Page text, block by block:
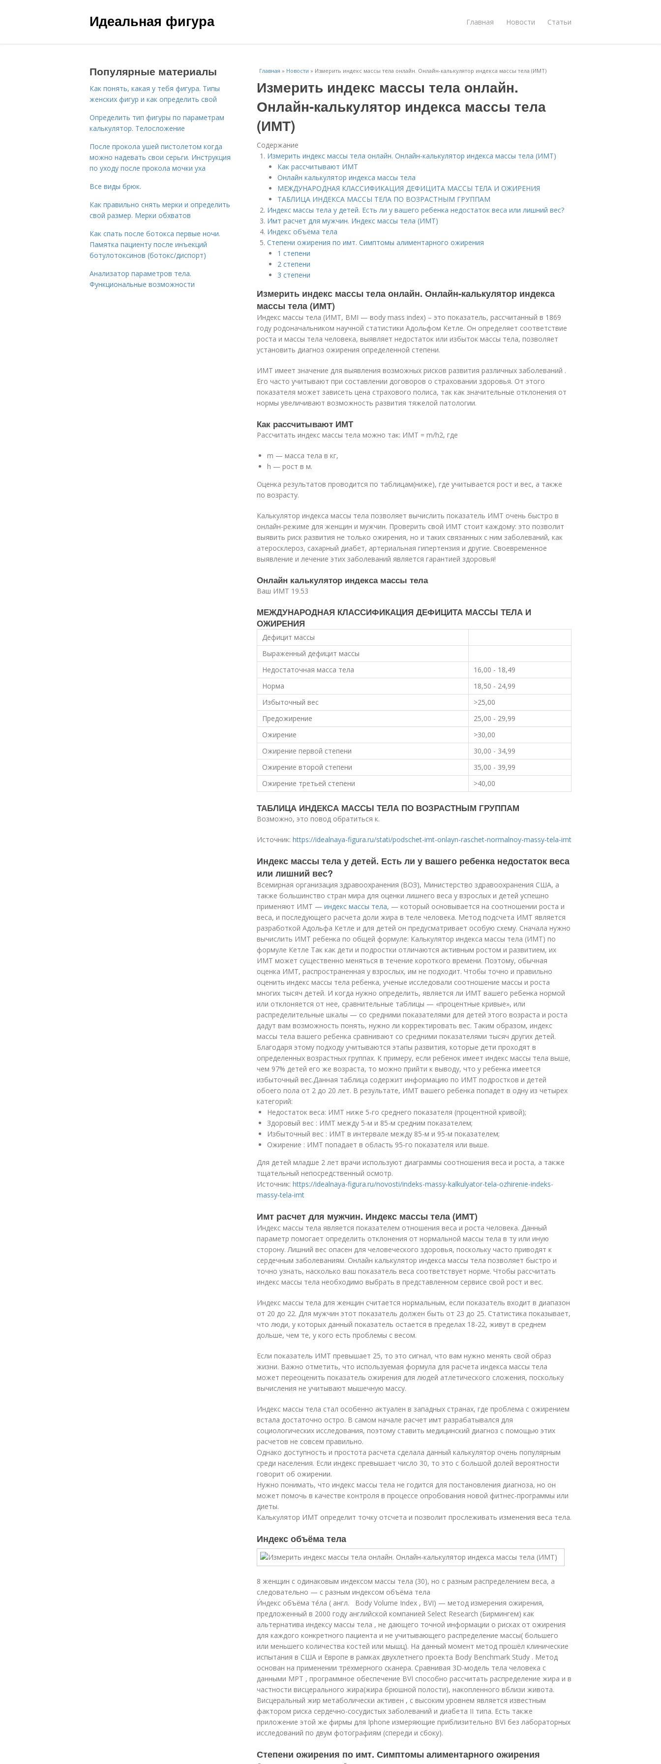
Идеальная фигура Главная Новости Статьи
Главная » Новости » Измерить индекс массы тела онлайн. Онлайн-калькулятор индекса массы тела (ИМТ)
Измерить индекс массы тела онлайн.
Онлайн-калькулятор индекса массы тела
(ИМТ)
Содержание
Измерить индекс массы тела онлайн. Онлайн-калькулятор индекса массы тела (ИМТ)
Как рассчитывают ИМТ
Онлайн калькулятор индекса массы тела
МЕЖДУНАРОДНАЯ КЛАССИФИКАЦИЯ ДЕФИЦИТА МАССЫ ТЕЛА И ОЖИРЕНИЯ
ТАБЛИЦА ИНДЕКСА МАССЫ ТЕЛА ПО ВОЗРАСТНЫМ ГРУППАМ
Индекс массы тела у детей. Есть ли у вашего ребенка недостаток веса или лишний вес?
Имт расчет для мужчин. Индекс массы тела (ИМТ)
Индекс объёма тела
Степени ожирения по имт. Симптомы алиментарного ожирения
1 степени
2 степени
3 степени
Измерить индекс массы тела онлайн. Онлайн-калькулятор индекса
массы тела (ИМТ)
Индекс массы тела (ИМТ, BMI — вody mass index) – это показатель, рассчитанный в 1869
году родоначальником научной статистики Адольфом Кетле. Он определяет соответствие
роста и массы тела человека, выявляет недостаток или избыток массы тела, позволяет
установить диагноз ожирения определенной степени.
ИМТ имеет значение для выявления возможных рисков развития различных заболеваний .
Его часто учитывают при составлении договоров о страховании здоровья. От этого
показателя может зависеть цена страхового полиса, так как значительные отклонения от
нормы увеличивают возможность развития тяжелой патологии.
Как рассчитывают ИМТ
Рассчитать индекс массы тела можно так: ИМТ = m/h2, где
m — масса тела в кг,
h — рост в м.
Оценка результатов проводится по таблицам(ниже), где учитывается рост и вес, а также
по возрасту.
Калькулятор индекса массы тела позволяет вычислить показатель ИМТ очень быстро в
онлайн-режиме для женщин и мужчин. Проверить свой ИМТ стоит каждому: это позволит
выявить риск развития не только ожирения, но и таких связанных с ним заболеваний, как
атеросклероз, сахарный диабет, артериальная гипертензия и другие. Своевременное
выявление и лечение этих заболеваний является гарантией здоровья!
Онлайн калькулятор индекса массы тела
Ваш ИМТ 19.53
МЕЖДУНАРОДНАЯ КЛАССИФИКАЦИЯ ДЕФИЦИТА МАССЫ ТЕЛА И
ОЖИРЕНИЯ
Дефицит массы
Выраженный дефицит массы
Недостаточная масса тела
16,00 - 18,49
Норма
18,50 - 24,99
Избыточный вес
>25,00
Предожирение
25,00 - 29,99
Ожирение
>30,00
Ожирение первой степени
30,00 - 34,99
Ожирение второй степени
35,00 - 39,99
Ожирение третьей степени
>40,00
ТАБЛИЦА ИНДЕКСА МАССЫ ТЕЛА ПО ВОЗРАСТНЫМ ГРУППАМ
Возможно, это повод обратиться к.
Источник: https://idealnaya-figura.ru/stati/podschet-imt-onlayn-raschet-normalnoy-massy-tela-imt
Индекс массы тела у детей. Есть ли у вашего ребенка недостаток веса
или лишний вес?
Всемирная организация здравоохранения (ВОЗ), Министерство здравоохранения США, а
также большинство стран мира для оценки лишнего веса у взрослых и детей успешно
применяют ИМТ — индекс массы тела, — который основывается на соотношении роста и
веса, и последующего расчета доли жира в теле человека. Метод подсчета ИМТ является
разработкой Адольфа Кетле и для детей он предусматривает особую схему. Сначала нужно
вычислить ИМТ ребенка по общей формуле: Калькулятор индекса массы тела (ИМТ) по
формуле Кетле Так как дети и подростки отличаются активным ростом и развитием, их
ИМТ может существенно меняться в течение короткого времени. Поэтому, обычная
оценка ИМТ, распространенная у взрослых, им не подходит. Чтобы точно и правильно
оценить индекс массы тела ребенка, ученые исследовали соотношение массы и роста
многих тысяч детей. И когда нужно определить, является ли ИМТ вашего ребенка нормой
или отклоняется от нее, сравнительные таблицы — «процентные кривые», или
распределительные шкалы — со средними показателями для детей этого возраста и роста
дадут вам возможность понять, нужно ли корректировать вес. Таким образом, индекс
массы тела вашего ребенка сравнивают со средними показателями тысяч других детей.
Благодаря этому подходу учитываются этапы развития, которые дети проходят в
определенных возрастных группах. К примеру, если ребенок имеет индекс массы тела выше,
чем 97% детей его же возраста, то можно прийти к выводу, что у ребенка имеется
избыточный вес.Данная таблица содержит информацию по ИМТ подростков и детей
обоего пола от 2 до 20 лет. В результате, ИМТ вашего ребенка попадет в одну из четырех
категорий:
Недостаток веса: ИМТ ниже 5-го среднего показателя (процентной кривой);
Здоровый вес : ИМТ между 5-м и 85-м средним показателем;
Избыточный вес : ИМТ в интервале между 85-м и 95-м показателем;
Ожирение : ИМТ попадает в область 95-го показателя или выше.
Для детей младше 2 лет врачи используют диаграммы соотношения веса и роста, а также
тщательный непосредственный осмотр.
Источник: https://idealnaya-figura.ru/novosti/indeks-massy-kalkulyator-tela-ozhirenie-indeks-
massy-tela-imt
Имт расчет для мужчин. Индекс массы тела (ИМТ)
Индекс массы тела является показателем отношения веса и роста человека. Данный
параметр помогает определить отклонения от нормальной массы тела в ту или иную
сторону. Лишний вес опасен для человеческого здоровья, поскольку часто приводят к
сердечным заболеваниям. Онлайн калькулятор индекса массы тела позволяет быстро и
точно узнать, насколько ваш показатель веса соответствует норме. Чтобы рассчитать
индекс массы тела необходимо выбрать в представленном сервисе свой рост и вес.
Индекс массы тела для женщин считается нормальным, если показатель входит в диапазон
от 20 до 22. Для мужчин этот показатель должен быть от 23 до 25. Статистика показывает,
что люди, у которых данный показатель остается в пределах 18-22, живут в среднем
дольше, чем те, у кого есть проблемы с весом.
Если показатель ИМТ превышает 25, то это сигнал, что вам нужно менять свой образ
жизни. Важно отметить, что используемая формула для расчета индекса массы тела
может переоценить показатель ожирения для людей атлетического сложения, поскольку
вычисления не учитывают мышечную массу.
Индекс массы тела стал особенно актуален в западных странах, где проблема с ожирением
встала достаточно остро. В самом начале расчет имт разрабатывался для
социологических исследования, поэтому ставить медицинский диагноз с помощью этих
расчетов не совсем правильно.
Однако доступность и простота расчета сделала данный калькулятор очень популярным
среди населения. Если индекс превышает число 30, то это с большой долей вероятности
говорит об ожирении.
Нужно понимать, что индекс массы тела не годится для постановления диагноза, но он
может помочь в качестве контроля в процессе опробования новой фитнес-программы или
диеты.
Калькулятор ИМТ определит точку отсчета и позволит прослеживать изменения веса тела.
Индекс объёма тела
8 женщин с одинаковым индексом массы тела (30), но с разным распределением веса, а
следовательно — с разным индексом объёма тела
И́ндекс объёма те́ла ( англ. Body Volume Index , BVI) — метод измерения ожирения,
предложенный в 2000 году английской компанией Select Research (Бирмингем) как
альтернатива индексу массы тела , не дающего точной информации о рисках от ожирения
для каждого конкретного пациента и не учитывающего распределение массы( большего
или меньшего количества костей или мышц). На данный момент метод прошёл клинические
испытания в США и Европе в рамках двухлетнего проекта Body Benchmark Study . Метод
основан на применении трёхмерного сканера. Сравнивая 3D-модель тела человека с
данными МРТ , программное обеспечение BVI способно рассчитать распределение жира и в
частности висцерального жира(жира брюшной полости), накопленного вблизи живота.
Висцеральный жир метаболически активен , с высоким уровнем является известным
фактором риска сердечно-сосудистых заболеваний и диабета II типа. Есть также
приложение этой же фирмы для Iphone измеряющие приблизительно BVI без лабораторных
исследований по двум фотографиям (спереди и сбоку).
Степени ожирения по имт. Симптомы алиментарного ожирения
Популярные материалы
Как понять, какая у тебя фигура. Типы
женских фигур и как определить свой
Определить тип фигуры по параметрам
калькулятор. Телосложение
После прокола ушей пистолетом когда
можно надевать свои серьги. Инструкция
по уходу после прокола мочки уха
Все виды брюк.
Как правильно снять мерки и определить
свой размер. Мерки обхватов
Как спать после ботокса первые ночи.
Памятка пациенту после инъекций
ботулотоксинов (ботокс/диспорт)
Анализатор параметров тела.
Функциональные возможности